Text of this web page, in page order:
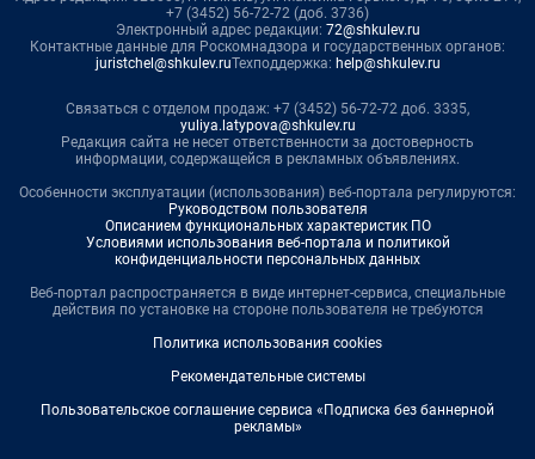
+7 (3452) 56-72-72 (доб. 3736)
Электронный адрес редакции: 72@shkulev.ru
Контактные данные для Роскомнадзора и государственных органов:
juristchel@shkulev.ruТехподдержка: help@shkulev.ru
Связаться с отделом продаж: +7 (3452) 56-72-72 доб. 3335,
yuliya.latypova@shkulev.ru
Редакция сайта не несет ответственности за достоверность
информации, содержащейся в рекламных объявлениях.
Особенности эксплуатации (использования) веб-портала регулируются:
Руководством пользователя
Описанием функциональных характеристик ПО
Условиями использования веб-портала и политикой
конфиденциальности персональных данных
Веб-портал распространяется в виде интернет-сервиса, специальные
действия по установке на стороне пользователя не требуются
Политика использования cookies
Рекомендательные системы
Пользовательское соглашение сервиса «Подписка без баннерной
рекламы»